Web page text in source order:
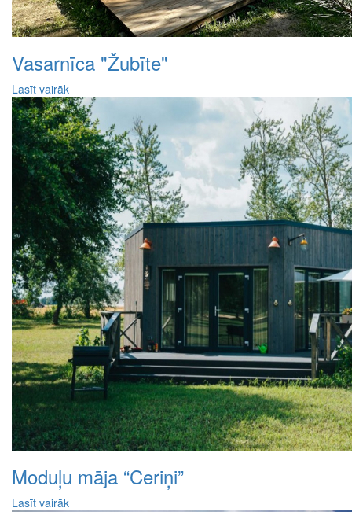
Vasarnīca "Žubīte"
Lasīt vairāk
Moduļu māja “Ceriņi”
Lasīt vairāk